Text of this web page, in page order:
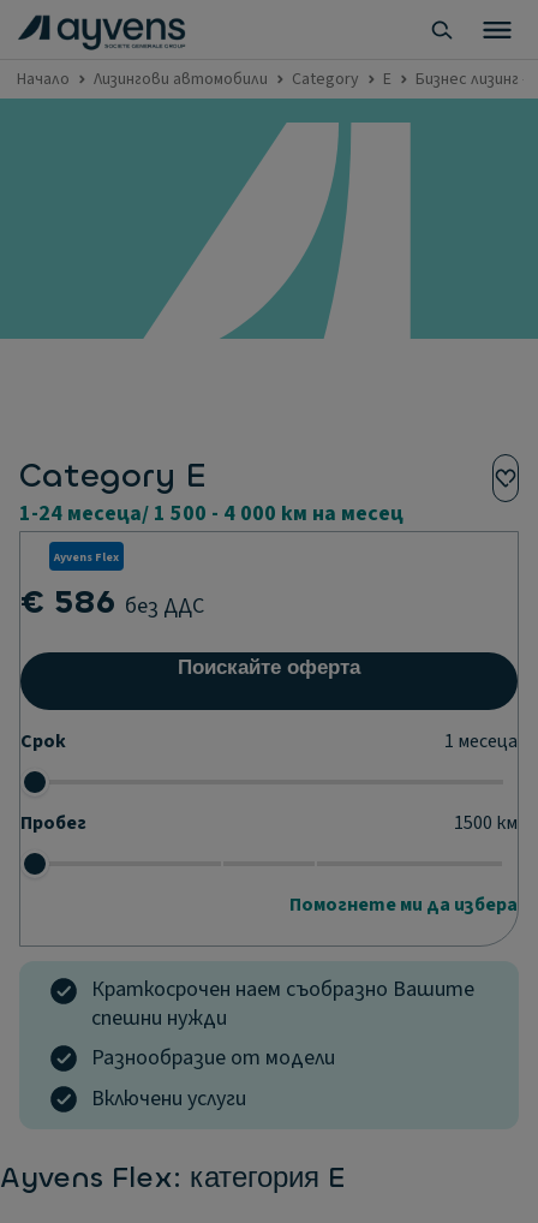
Начало Лизингови автомобили Category E Бизнес лизинг -
Category E
1-24 месеца/ 1 500 - 4 000 км на месец
Ayvens Flex
€ 586 без ДДС
Поискайте оферта
Срок 1 месеца
Пробег 1500 км
Помогнете ми да избера
Краткосрочен наем съобразно Вашите
спешни нужди
Разнообразие от модели
Включени услуги
Ayvens Flex: категория E